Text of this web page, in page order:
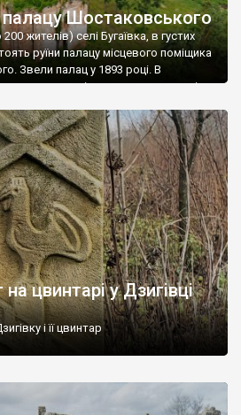
палацу Шостаковського
жителів) селі Бугаївка, в густих
руїни палацу місцевого поміщика
Звели палац у 1893 році. В
спочатку містилася школа, потім
туберкульозну лікарню. Коли із
– ми точно не […]
цвинтарі у Дзигівці
і її цвинтар